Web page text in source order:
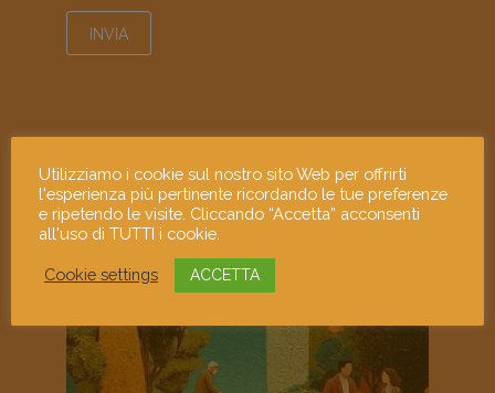
mostramiart
Utilizziamo i cookie sul nostro sito Web per offrirti
l'esperienza più pertinente ricordando le tue preferenze
e ripetendo le visite. Cliccando “Accetta” acconsenti
all'uso di TUTTI i cookie.
Cookie settings ACCETTA